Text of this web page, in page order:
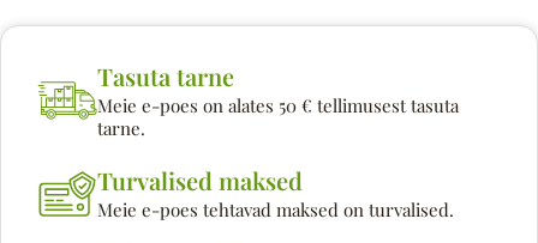
Tasuta tarne
Meie e-poes on alates 50 € tellimusest tasuta
tarne.
Turvalised maksed
Meie e-poes tehtavad maksed on turvalised.